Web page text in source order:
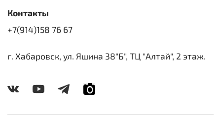
Контакты
+7(914)158 76 67
г. Хабаровск, ул. Яшина 38"Б", ТЦ "Алтай", 2 этаж.